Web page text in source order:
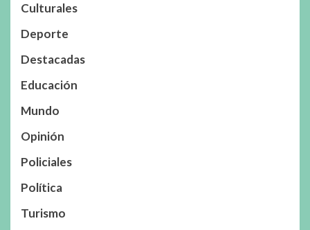
Culturales
Deporte
Destacadas
Educación
Mundo
Opinión
Policiales
Política
Turismo